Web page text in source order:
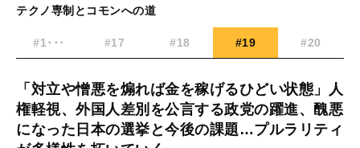
テクノ専制とコモンへの道
#1･･･ #17 #18 #19 #20
「対立や憎悪を煽れば金を稼げるひどい状態」人
権軽視、外国人差別を公言する政党の躍進、醜悪
になった日本の選挙と今後の課題…プルラリティ